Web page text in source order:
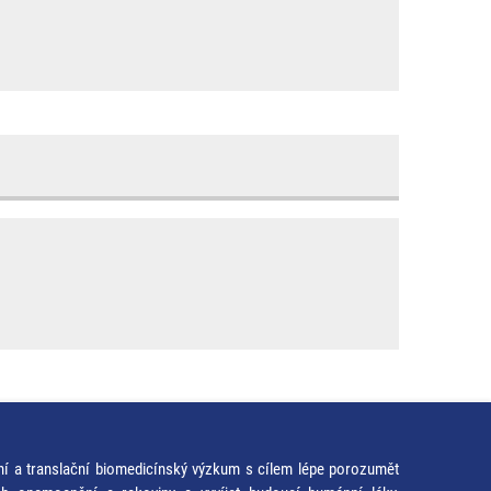
a translační biomedicínský výzkum s cílem lépe porozumět